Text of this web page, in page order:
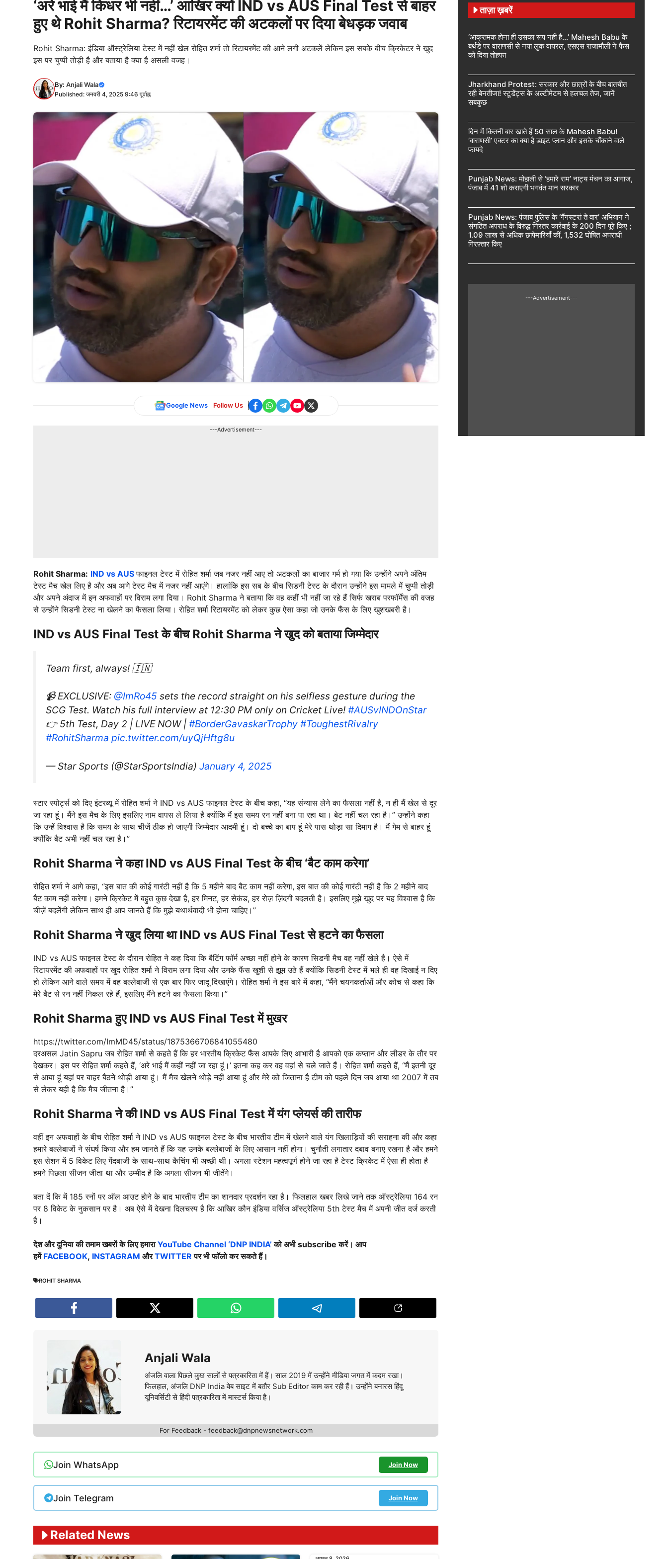
‘अरे भाई मैं किधर भी नहीं…’ आखिर क्यों IND vs AUS Final Test से बाहर
हुए थे Rohit Sharma? रिटायरमेंट की अटकलों पर दिया बेधड़क जवाब
Rohit Sharma: इंडिया ऑस्ट्रेलिया टेस्ट में नहीं खेल रोहित शर्मा तो रिटायरमेंट की आने लगी अटकलें लेकिन इस सबके बीच क्रिकेटर ने खुद
इस पर चुप्पी तोड़ी है और बताया है क्या है असली वजह।
By: Anjali Wala
Published: जनवरी 4, 2025 9:46 पूर्वाह्न
Google News Follow Us
---Advertisement---
Rohit Sharma: IND vs AUSफाइनल टेस्ट में रोहित शर्मा जब नजर नहीं आए तो अटकलों का बाजार गर्म हो गया कि उन्होंने अपने अंतिम
टेस्ट मैच खेल लिए है और अब आगे टेस्ट मैच में नजर नहीं आएंगे। हालांकि इस सब के बीच सिडनी टेस्ट के दौरान उन्होंने इस मामले में चुप्पी तोड़ी
और अपने अंदाज में इन अफवाहों पर विराम लगा दिया। Rohit Sharma ने बताया कि वह कहीं भी नहीं जा रहे हैं सिर्फ खराब परफॉर्मेंस की वजह
से उन्होंने सिडनी टेस्ट ना खेलने का फैसला लिया। रोहित शर्मा रिटायरमेंट को लेकर कुछ ऐसा कहा जो उनके फैंस के लिए खुशखबरी है।
IND vs AUS Final Test के बीच Rohit Sharma ने खुद को बताया जिम्मेदार
Team first, always! 🇮🇳
📹 EXCLUSIVE: @ImRo45 sets the record straight on his selfless gesture during the
SCG Test. Watch his full interview at 12:30 PM only on Cricket Live! #AUSvINDOnStar
👉 5th Test, Day 2 | LIVE NOW | #BorderGavaskarTrophy #ToughestRivalry
#RohitSharma pic.twitter.com/uyQjHftg8u
— Star Sports (@StarSportsIndia) January 4, 2025
स्टार स्पोर्ट्स को दिए इंटरव्यू में रोहित शर्मा ने IND vs AUS फाइनल टेस्ट के बीच कहा, “यह संन्यास लेने का फैसला नहीं है, न ही मैं खेल से दूर
जा रहा हूं। मैंने इस मैच के लिए इसलिए नाम वापस ले लिया है क्योंकि मैं इस समय रन नहीं बना पा रहा था। बेट नहीं चल रहा है।” उन्होंने कहा
कि उन्हें विश्वास है कि समय के साथ चीजें ठीक हो जाएगी जिम्मेदार आदमी हूं। दो बच्चे का बाप हूं मेरे पास थोड़ा सा दिमाग है। मैं गेम से बाहर हूं
क्योंकि बैट अभी नहीं चल रहा है।”
Rohit Sharma ने कहा IND vs AUS Final Test के बीच ‘बैट काम करेगा’
रोहित शर्मा ने आगे कहा, “इस बात की कोई गारंटी नहीं है कि 5 महीने बाद बैट काम नहीं करेगा, इस बात की कोई गारंटी नहीं है कि 2 महीने बाद
बैट काम नहीं करेगा। हमने क्रिकेट में बहुत कुछ देखा है, हर मिनट, हर सेकंड, हर रोज़ ज़िंदगी बदलती है। इसलिए मुझे खुद पर यह विश्वास है कि
चीज़ें बदलेंगी लेकिन साथ ही आप जानते हैं कि मुझे यथार्थवादी भी होना चाहिए।”
Rohit Sharma ने खुद लिया था IND vs AUS Final Test से हटने का फैसला
IND vs AUS फाइनल टेस्ट के दौरान रोहित ने कह दिया कि बैटिंग फॉर्म अच्छा नहीं होने के कारण सिडनी मैच वह नहीं खेले है। ऐसे में
रिटायरमेंट की अफवाहों पर खुद रोहित शर्मा ने विराम लगा दिया और उनके फैंस खुशी से झूम उठे हैं क्योंकि सिडनी टेस्ट में भले ही वह दिखाई न दिए
हो लेकिन आने वाले समय में वह बल्लेबाजी से एक बार फिर जादू दिखाएंगे। रोहित शर्मा ने इस बारे में कहा, “मैंने चयनकर्ताओं और कोच से कहा कि
मेरे बैट से रन नहीं निकल रहे हैं, इसलिए मैंने हटने का फैसला किया।”
Rohit Sharma हुएIND vs AUS Final Test में मुखर
https://twitter.com/ImMD45/status/1875366706841055480
दरअसल Jatin Sapru जब रोहित शर्मा से कहते हैं कि हर भारतीय क्रिकेट फैंस आपके लिए आभारी है आपको एक कप्तान और लीडर के तौर पर
देखकर। इस पर रोहित शर्मा कहते हैं, ‘अरे भाई मैं कहीं नहीं जा रहा हूं।’ इतना कह कर वह वहां से चले जाते हैं। रोहित शर्मा कहते हैं, “मैं इतनी दूर
से आया हूं यहां पर बाहर बैठने थोड़ी आया हूं। मैं मैच खेलने थोड़े नहीं आया हूं और मेरे को जिताना है टीम को पहले दिन जब आया था 2007 में तब
से लेकर यही है कि मैच जीतना है।”
Rohit Sharma ने कीIND vs AUS Final Test में यंग प्लेयर्स की तारीफ
वहीं इन अफवाहों के बीच रोहित शर्मा ने IND vs AUS फाइनल टेस्ट के बीच भारतीय टीम में खेलने वाले यंग खिलाड़ियों की सराहना की और कहा
हमारे बल्लेबाजों ने संघर्ष किया और हम जानते हैं कि यह उनके बल्लेबाजों के लिए आसान नहीं होगा। चुनौती लगातार दबाव बनाए रखना है और हमने
इस सेशन में 5 विकेट लिए गेंदबाजी के साथ-साथ कैचिंग भी अच्छी थी। अगला स्टेशन महत्वपूर्ण होने जा रहा है टेस्ट क्रिकेट में ऐसा ही होता है
हमने पिछला सीजन जीता था और उम्मीद है कि अगला सीजन भी जीतेंगे।
बता दें कि में 185 रनों पर ऑल आउट होने के बाद भारतीय टीम का शानदार प्रदर्शन रहा है। फिलहाल खबर लिखे जाने तक ऑस्ट्रेलिया 164 रन
पर 8 विकेट के नुकसान पर है। अब ऐसे में देखना दिलचस्प है कि आखिर कौन इंडिया वर्सिज ऑस्ट्रेलिया 5th टेस्ट मैच में अपनी जीत दर्ज करती
है।
देश और दुनिया की तमाम खबरों के लिए हमाराYouTube Channel ‘DNP INDIA’ को अभी subscribe करें। आप
हमेंFACEBOOK, INSTAGRAM औरTWITTER पर भी फॉलो कर सकते हैं।
ROHIT SHARMA
Anjali Wala
अंजलि वाला पिछले कुछ सालों से पत्रकारिता में हैं। साल 2019 में उन्होंने मीडिया जगत में कदम रखा।
फिलहाल, अंजलि DNP India वेब साइट में बतौर Sub Editor काम कर रही हैं। उन्होंने बनारस हिंदू
यूनिवर्सिटी से हिंदी पत्रकारिता में मास्टर्स किया है।
For Feedback - feedback@dnpnewsnetwork.com
Join WhatsApp Join Now
Join Telegram Join Now
Related News
ताज़ा ख़बरें
‘आक्रामक होना ही उसका रूप नहीं है…’ Mahesh Babu के
बर्थडे पर वाराणसी से नया लुक वायरल, एसएस राजामौली ने फैंस
को दिया तोहफा
Jharkhand Protest: सरकार और छात्रों के बीच बातचीत
रही बेनतीजा! स्टूडेंट्स के अल्टीमेटम से हलचल तेज, जानें
सबकुछ
दिन में कितनी बार खाते हैं 50 साल के Mahesh Babu!
‘वाराणसी’ एक्टर का क्या है डाइट प्लान और इसके चौंकाने वाले
फायदे
Punjab News: मोहाली से ‘हमारे राम’ नाट्य मंचन का आगाज,
पंजाब में 41 शो कराएगी भगवंत मान सरकार
Punjab News: पंजाब पुलिस के ‘गैंगस्टरां ते वार’ अभियान ने
संगठित अपराध के विरुद्ध निरंतर कार्रवाई के 200 दिन पूरे किए ;
1.09 लाख से अधिक छापेमारियाँ कीं, 1,532 घोषित अपराधी
गिरफ़्तार किए
---Advertisement---